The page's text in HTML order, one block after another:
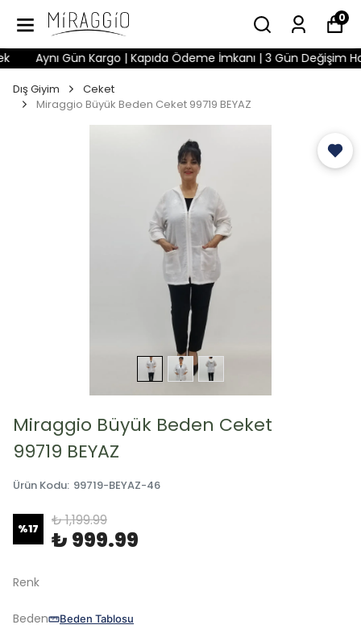
0
Aynı Gün Kargo | Kapıda Ödeme İmkanı | 3 Gün Değişim
Dış Giyim
Ceket
Miraggio Büyük Beden Ceket 99719 BEYAZ
Miraggio Büyük Beden Ceket
99719 BEYAZ
Ürün Kodu: 99719-BEYAZ-46
%17 ₺ 1,199.99
₺ 999.99
Renk
Beden Beden Tablosu